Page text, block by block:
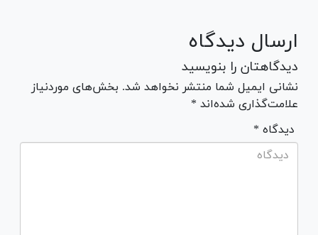
ارسال دیدگاه
دیدگاهتان را بنویسید
نشانی ایمیل شما منتشر نخواهد شد. بخش‌های موردنیاز
علامت‌گذاری شده‌اند *
* دیدگاه